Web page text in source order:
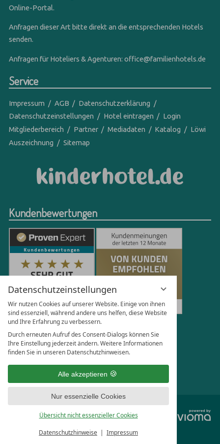
Datenschutzeinstellungen
Wir nutzen Cookies auf unserer Website. Einige von ihnen
sind essenziell, während andere uns helfen, diese Website
und Ihre Erfahrung zu verbessern.
Durch erneuten Aufruf des Consent-Dialogs können Sie
Ihre Einstellung jederzeit ändern. Weitere Informationen
finden Sie in unseren Datenschutzhinweisen.
Alle akzeptieren
Nur essenzielle Cookies
Übersicht nicht essenzieller Cookies
Datenschutzhinweise Impressum
Online-Portal.
Anfragen dieser Art bitte direkt an die entsprechenden Hotels
senden.
Anfragen für Hoteliers & Agenturen:office@familienhotels.de
Service
Impressum AGB
Datenschutzerklärung
Datenschutzeinstellungen
Hotel eintragen
Login
Mitgliederbereich
Partner Mediadaten Katalog
Löwi
Auszeichnung
Sitemap
Kundenbewertungen